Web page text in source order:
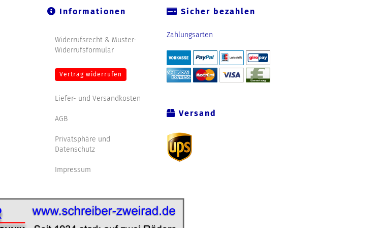
Informationen
Widerrufsrecht & Muster-
Widerrufsformular
Vertrag widerrufen
Liefer- und Versandkosten
AGB
Privatsphäre und
Datenschutz
Impressum
Sicher bezahlen
Zahlungsarten
Versand